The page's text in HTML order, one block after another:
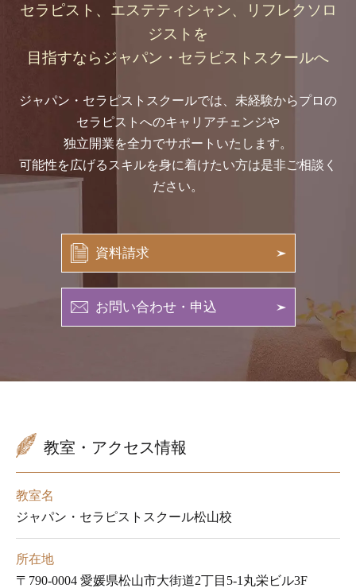
セラピスト、エステティシャン、リフレクソロ
ジストを
目指すなら ジャパン・セラピストスクールへ
ジャパン・セラピストスクールでは、未経験からプロの
セラピストへのキャリアチェンジや
独立開業を全力でサポートいたします。
可能性を広げるスキルを身に着けたい方は是非ご相談く
ださい。
資料請求
お問い合わせ・申込
教室・アクセス情報
教室名
ジャパン・セラピストスクール松山校
所在地
〒790-0004 愛媛県松山市大街道2丁目5-1丸栄ビル3F